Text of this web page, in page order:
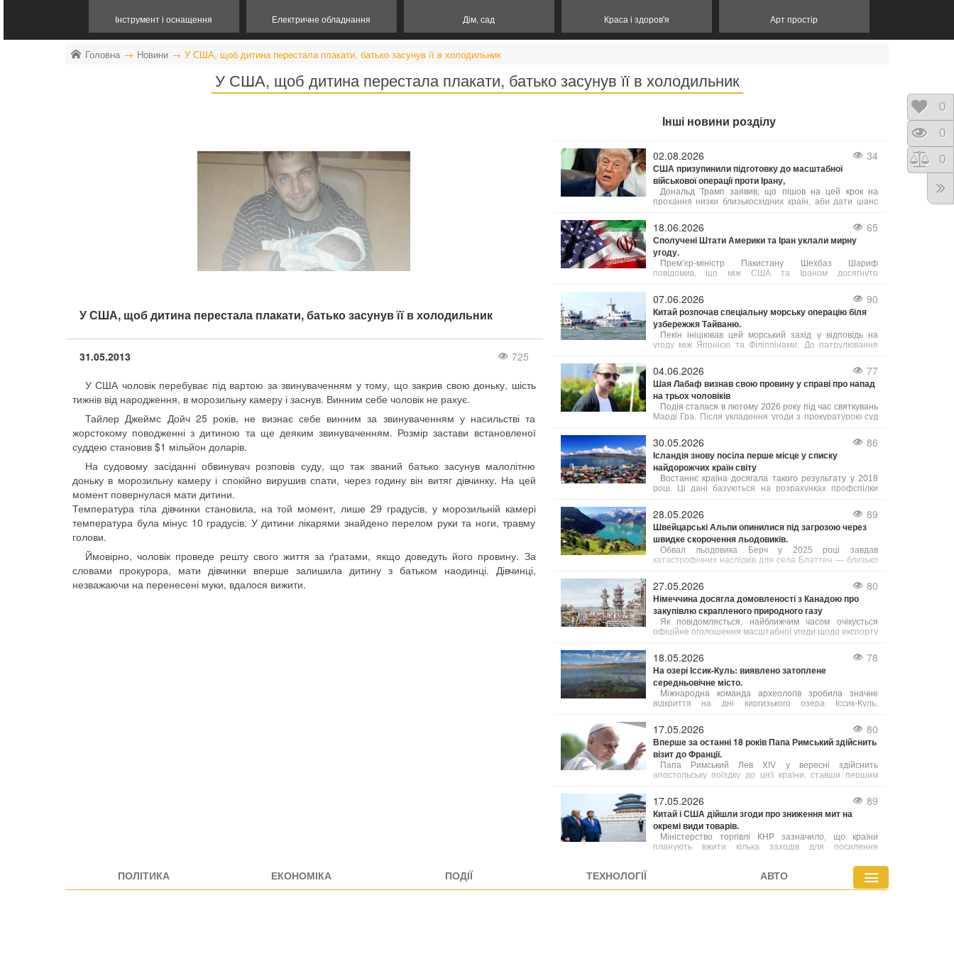
Інструмент і оснащення Електричне обладнання Дім, сад Краса і здоров'я Арт простір
Головна Новини У США, щоб дитина перестала плакати, батько засунув її в холодильник
У США, щоб дитина перестала плакати, батько засунув її в холодильник
У США, щоб дитина перестала плакати, батько засунув її в холодильник
31.05.2013
725
У США чоловік перебуває під вартою за звинуваченням у тому, що закрив свою доньку, шість
тижнів від народження, в морозильну камеру і заснув. Винним себе чоловік не рахує.
Тайлер Джеймс Дойч 25 років, не визнає себе винним за звинуваченням у насильстві та
жорстокому поводженні з дитиною та ще деяким звинуваченням. Розмір застави встановленої
суддею становив $1 мільйон доларів.
На судовому засіданні обвинувач розповів суду, що так званий батько засунув малолітню
доньку в морозильну камеру і спокійно вирушив спати, через годину він витяг дівчинку. На цей
момент повернулася мати дитини.
Температура тіла дівчинки становила, на той момент, лише 29 градусів, у морозильній камері
температура була мінус 10 градусів. У дитини лікарями знайдено перелом руки та ноги, травму
голови.
Ймовірно, чоловік проведе решту свого життя за ґратами, якщо доведуть його провину. За
словами прокурора, мати дівчинки вперше залишила дитину з батьком наодинці. Дівчинці,
незважаючи на перенесені муки, вдалося вижити.
Інші новини розділу
02.08.2026 34
США призупинили підготовку до масштабної
військової операції проти Ірану,
Дональд Трамп заявив, що пішов на цей крок на
прохання низки близькосхідних країн, аби дати шанс
безпрецедентного силового тиску, пріоритетом було
обрано укладення угоди, яка б гарантувала безпеку
судноплавства в Ормузькій протоці та ліквідацію
ядерної загрози з боку Тегерана. Ізраїль, за словами
Трампа, підтримує такий підхід.
18.06.2026 65
Сполучені Штати Америки та Іран уклали мирну
угоду.
Прем’єр-міністр Пакистану Шехбаз Шариф
повідомив, що між США та Іраном досягнуто
07.06.2026 90
Китай розпочав спеціальну морську операцію біля
узбережжя Тайваню.
Пекін ініціював цей морський захід у відповідь на
угоду між Японією та Філіппінами. До патрулювання
04.06.2026 77
Шая Лабаф визнав свою провину у справі про напад
на трьох чоловіків
Подія сталася в лютому 2026 року під час святкувань
Марді Гра. Після укладення угоди з прокуратурою суд
Крім цього, актор має пройти курс лікування від
алкогольної залежності, тренінги з контролю над гнівом
та навчання толерантності. У разі невиконання цих
умов йому загрожує півроку ув’язнення.
30.05.2026 86
Ісландія знову посіла перше місце у списку
найдорожчих країн світу
Востаннє країна досягала такого результату у 2018
році. Ці дані базуються на розрахунках профспілки
Центрального банку Ісландії, як повідомляє Bloomberg.
Рівень цін в Ісландії, яку часто називають "країною
льоду та вогню", зараз приблизно на 3% вищий, ніж у
Швейцарії.
28.05.2026 89
Швейцарські Альпи опинилися під загрозою через
швидке скорочення льодовиків.
Обвал льодовика Берч у 2025 році завдав
катастрофічних наслідків для села Блаттен — близько
27.05.2026 80
Німеччина досягла домовленості з Канадою про
закупівлю скрапленого природного газу
Як повідомляється, найближчим часом очікується
офіційне оголошення масштабної угоди щодо експорту
18.05.2026 78
На озері Іссик-Куль: виявлено затоплене
середньовічне місто.
Міжнародна команда археологів зробила значне
відкриття на дні киргизького озера Іссик-Куль,
яку автори вже назвали однією з найважливіших за
останні роки, порівнюють за своєю значущістю з
легендарною Атлантидою.
17.05.2026 80
Вперше за останні 18 років Папа Римський здійснить
візит до Франції.
Папа Римський Лев XIV у вересні здійснить
апостольську поїздку до цієї країни, ставши першим
17.05.2026 89
Китай і США дійшли згоди про зниження мит на
окремі види товарів.
Міністерство торгівлі КНР зазначило, що країни
планують вжити кілька заходів для посилення
ПОЛІТИКА ЕКОНОМІКА ПОДІЇ ТЕХНОЛОГІЇ АВТО
0
0
0